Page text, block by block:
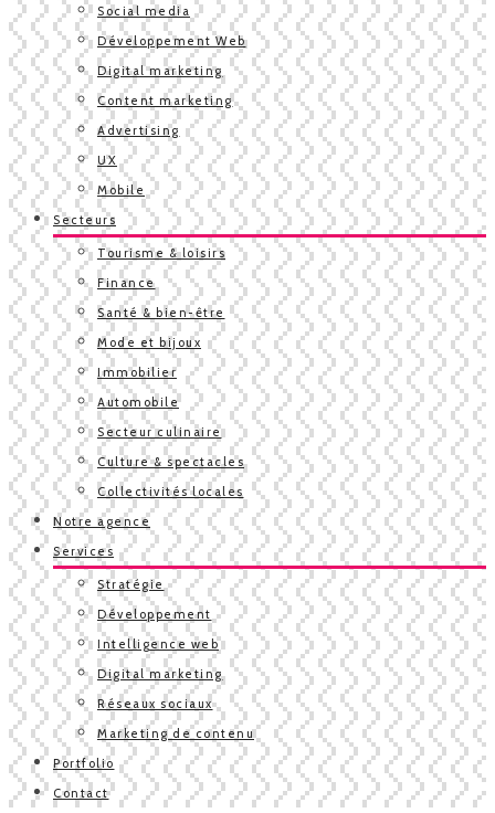
Social media
Développement Web
Digital marketing
Content marketing
Advertising
UX
Mobile
Secteurs
Tourisme & loisirs
Finance
Santé & bien-être
Mode et bijoux
Immobilier
Automobile
Secteur culinaire
Culture & spectacles
Collectivités locales
Notre agence
Services
Stratégie
Développement
Intelligence web
Digital marketing
Réseaux sociaux
Marketing de contenu
Portfolio
Contact